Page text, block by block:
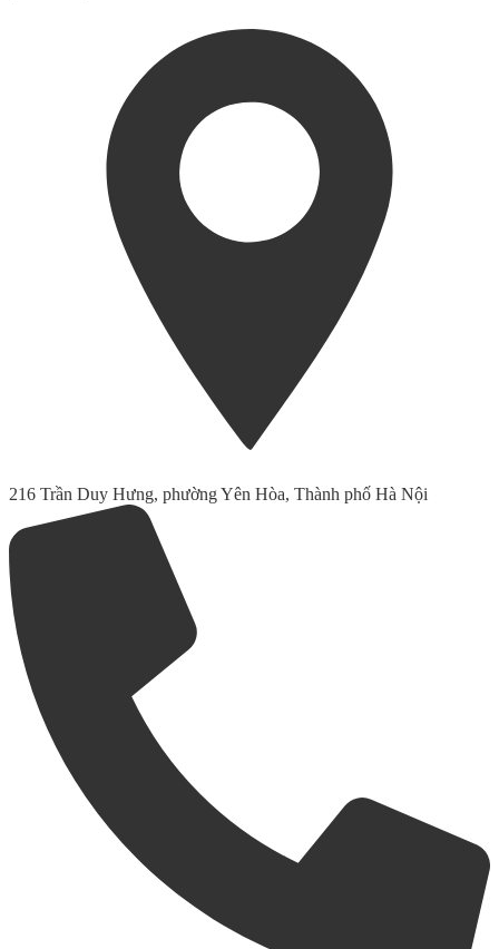
216 Trần Duy Hưng, phường Yên Hòa, Thành phố Hà Nội